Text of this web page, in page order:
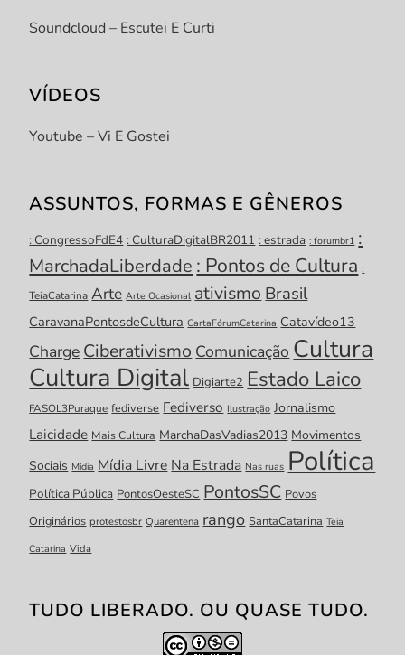
Soundcloud – Escutei E Curti
VÍDEOS
Youtube – Vi E Gostei
ASSUNTOS, FORMAS E GÊNEROS
: CongressoFdE4 : CulturaDigitalBR2011 : estrada : forumbr1 :
MarchadaLiberdade : Pontos de Cultura :
TeiaCatarina Arte Arte Ocasional ativismo Brasil
CaravanaPontosdeCultura CartaFórumCatarina Catavídeo13
Charge Ciberativismo Comunicação Cultura
Cultura Digital Digiarte2 Estado Laico
FASOL3Puraque fediverse Fediverso Ilustração Jornalismo
Laicidade Mais Cultura MarchaDasVadias2013 Movimentos
Sociais Mídia Mídia Livre Na Estrada Nas ruas Política
Política Pública PontosOesteSC PontosSC Povos
Originários protestosbr Quarentena rango SantaCatarina Teia
Catarina Vida
TUDO LIBERADO. OU QUASE TUDO.